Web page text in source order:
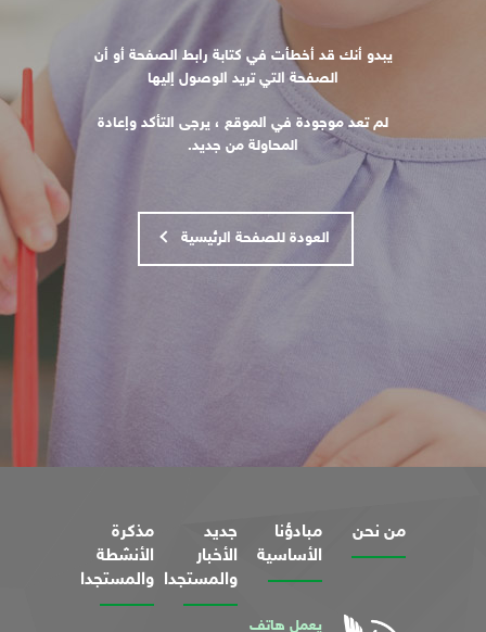
يبدو أنك قد أخطأت في كتابة رابط الصفحة أو أن
الصفحة التي تريد الوصول إليها
لم تعد موجودة في الموقع ، يرجى التأكد وإعادة
المحاولة من جديد.
العودة للصفحة الرئيسية
من نحن
مبادؤنا
الأساسية
يعمل هاتف
جديد
الأخبار
والمستجدات
مذكرة
الأنشطة
والمستجدات